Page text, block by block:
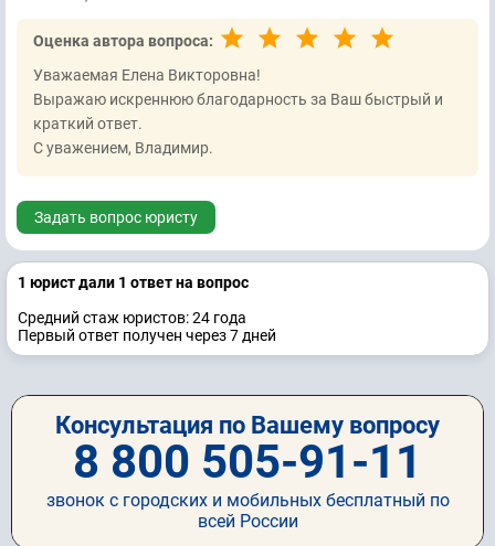
Оценка автора вопроса:
Уважаемая Елена Викторовна!
Выражаю искреннюю благодарность за Ваш быстрый и
краткий ответ.
С уважением, Владимир.
Задать вопрос юристу
1 юрист дали 1 ответ на вопрос
Средний стаж юристов: 24 годa
Первый ответ получен через 7 дней
Консультация по Вашему вопросу
8 800 505-91-11
звонок с городских и мобильных бесплатный по
всей России